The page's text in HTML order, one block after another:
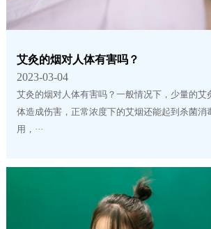
艾灸的烟对人体有害吗？
2023-03-04
艾灸的烟对人体有害吗？一般情况下，少量的艾
体造成伤害，正常浓度下的艾烟还能起到杀菌消
用，···